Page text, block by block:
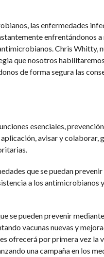
las enfermedades
enfrentándonos a
Chris Whitty,
que nosotros
de forma segura las
esenciales,
avisar y colaborar,
que se puedan
a los antimicrobianos
se pueden prevenir
vacunas nuevas y
ofrecerá por primera vez la
una campaña en los